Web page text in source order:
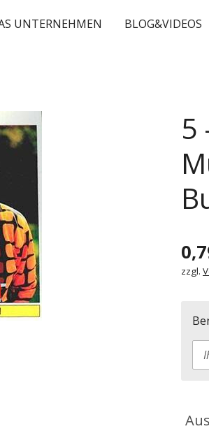
UNTERNEHMEN BLOG&VIDEOS
5
zzgl.